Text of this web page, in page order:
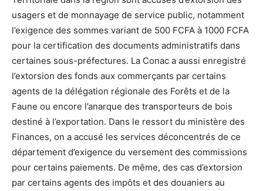
usagers et de monnayage de service public, notamment
l’exigence des sommes variant de 500 FCFA à 1000 FCFA
pour la certification des documents administratifs dans
certaines sous-préfectures. La Conac a aussi enregistré
l’extorsion des fonds aux commerçants par certains
agents de la délégation régionale des Forêts et de la
Faune ou encore l’anarque des transporteurs de bois
destiné à l’exportation. Dans le ressort du ministère des
Finances, on a accusé les services déconcentrés de ce
département d’exigence du versement des commissions
pour certains paiements. De même, des cas d’extorsion
par certains agents des impôts et des douaniers au